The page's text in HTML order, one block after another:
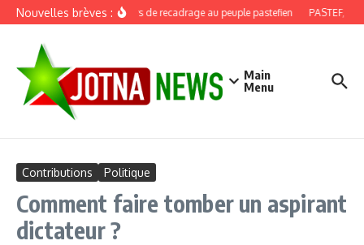
Aller au contenu
Nouvelles brèves :Discours de recadrage au peuple pastefien PASTEF,
Main
Menu
Contributions Politique
Comment faire tomber un aspirant
dictateur ?